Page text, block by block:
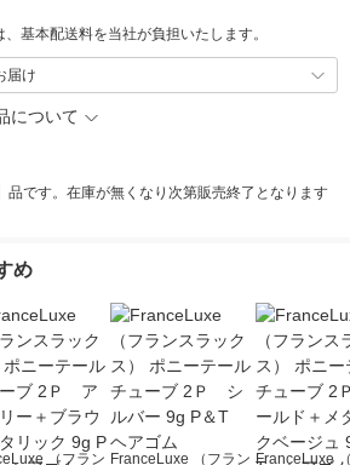
基本配送料を当社が負担いたします。
届け
について
品です。在庫が無くなり次第販売終了となります
め
（フラン FranceLuxe （フラン FranceLuxe